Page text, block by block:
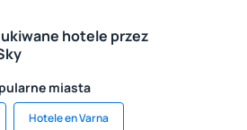
hotele przez
miasta
Hotele en Varna